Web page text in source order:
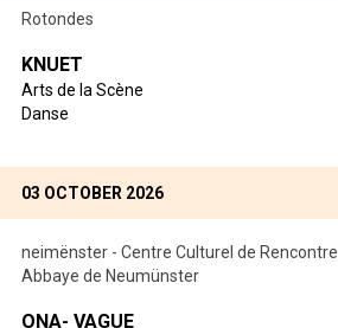
Rotondes
KNUET
Arts de la Scène
Danse
03 OCTOBER 2026
neimënster - Centre Culturel de Rencontre
Abbaye de Neumünster
ONA- VAGUE